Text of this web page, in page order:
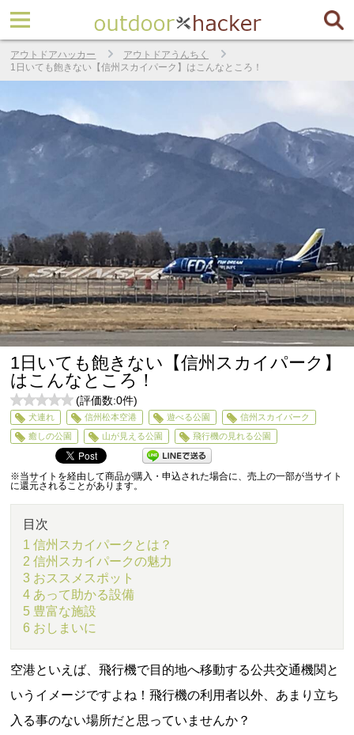
アウトドアハッカー
アウトドアうんちく
1日いても飽きない【信州スカイパーク】はこんなところ！
1日いても飽きない【信州スカイパーク】
はこんなところ！
0
5
(評価数:0件)
犬連れ 信州松本空港 遊べる公園
信州スカイパーク
癒しの公園
山が見える公園 飛行機の見れる公園
※当サイトを経由して商品が購入・申込された場合に、売上の一部が当サイト
に還元されることがあります。
目次
1 信州スカイパークとは？
2 信州スカイパークの魅力
3 おススメスポット
4 あって助かる設備
5 豊富な施設
6 おしまいに
空港といえば、飛行機で目的地へ移動する公共交通機関と
いうイメージですよね！飛行機の利用者以外、あまり立ち
入る事のない場所だと思っていませんか？